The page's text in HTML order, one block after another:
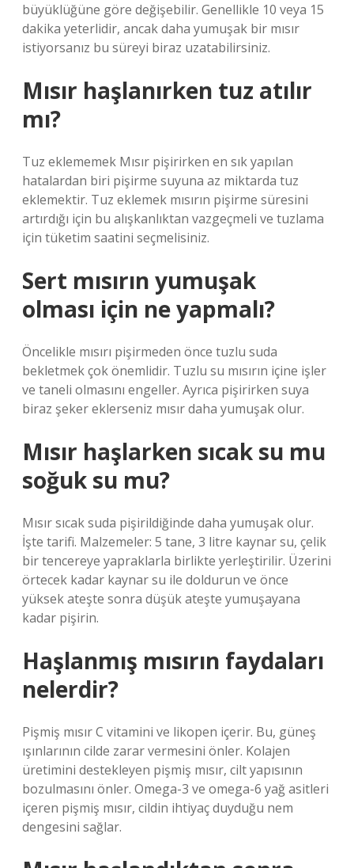
büyüklüğüne göre değişebilir. Genellikle 10 veya 15
dakika yeterlidir, ancak daha yumuşak bir mısır
istiyorsanız bu süreyi biraz uzatabilirsiniz.
Mısır haşlanırken tuz atılır
mı?
Tuz eklememek Mısır pişirirken en sık yapılan
hatalardan biri pişirme suyuna az miktarda tuz
eklemektir. Tuz eklemek mısırın pişirme süresini
artırdığı için bu alışkanlıktan vazgeçmeli ve tuzlama
için tüketim saatini seçmelisiniz.
Sert mısırın yumuşak
olması için ne yapmalı?
Öncelikle mısırı pişirmeden önce tuzlu suda
bekletmek çok önemlidir. Tuzlu su mısırın içine işler
ve taneli olmasını engeller. Ayrıca pişirirken suya
biraz şeker eklerseniz mısır daha yumuşak olur.
Mısır haşlarken sıcak su mu
soğuk su mu?
Mısır sıcak suda pişirildiğinde daha yumuşak olur.
İşte tarifi. Malzemeler: 5 tane, 3 litre kaynar su, çelik
bir tencereye yapraklarla birlikte yerleştirilir. Üzerini
örtecek kadar kaynar su ile doldurun ve önce
yüksek ateşte sonra düşük ateşte yumuşayana
kadar pişirin.
Haşlanmış mısırın faydaları
nelerdir?
Pişmiş mısır C vitamini ve likopen içerir. Bu, güneş
ışınlarının cilde zarar vermesini önler. Kolajen
üretimini destekleyen pişmiş mısır, cilt yapısının
bozulmasını önler. Omega-3 ve omega-6 yağ asitleri
içeren pişmiş mısır, cildin ihtiyaç duyduğu nem
dengesini sağlar.